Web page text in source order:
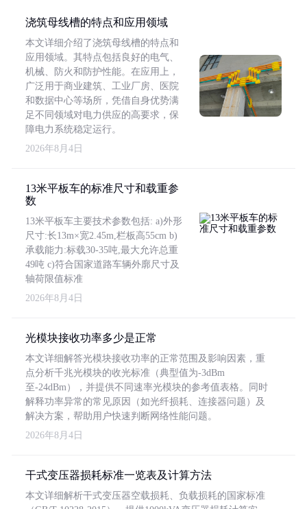
浇筑母线槽的特点和应用领域
本文详细介绍了浇筑母线槽的特点和
应用领域。其特点包括良好的电气、
机械、防火和防护性能。在应用上，
广泛用于商业建筑、工业厂房、医院
和数据中心等场所，凭借自身优势满
足不同领域对电力供应的高要求，保
障电力系统稳定运行。
2026年8月4日
13米平板车的标准尺寸和载重参
数
13米平板车主要技术参数包括: a)外形
尺寸:长13m×宽2.45m,栏板高55cm b)
承载能力:标载30-35吨,最大允许总重
49吨 c)符合国家道路车辆外廓尺寸及
轴荷限值标准
2026年8月4日
光模块接收功率多少是正常
本文详细解答光模块接收功率的正常范围及影响因素，重
点分析千兆光模块的收光标准（典型值为-3dBm
至-24dBm），并提供不同速率光模块的参考值表格。同时
解释功率异常的常见原因（如光纤损耗、连接器问题）及
解决方案，帮助用户快速判断网络性能问题。
2026年8月4日
干式变压器损耗标准一览表及计算方法
本文详细解析干式变压器空载损耗、负载损耗的国家标准